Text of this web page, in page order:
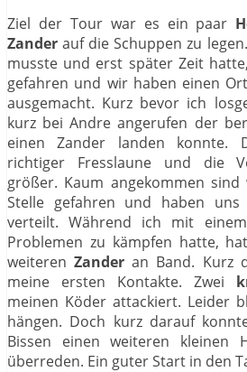
Ziel der Tour war es ein paar
Zander auf die Schuppen zu
musste und erst später Zeit
gefahren und wir haben einen
ausgemacht. Kurz bevor ich
kurz bei Andre angerufen der
einen Zander landen konnte.
richtiger Fresslaune und die
größer. Kaum angekommen
Stelle gefahren und haben uns
verteilt. Während ich mit
Problemen zu kämpfen hatte,
weiterenZander an Band. Kurz
meine ersten Kontakte. Zwei
meinen Köder attackiert. Leider
hängen. Doch kurz darauf
Bissen einen weiteren kleinen
überreden. Ein guter Start in den